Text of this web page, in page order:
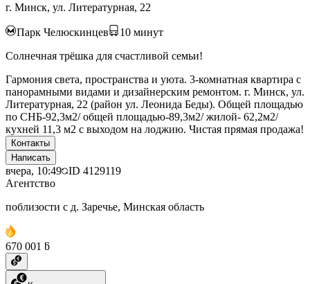
г. Минск, ул. Литературная, 22
Парк Челюскинцев 10 минут
Солнечная трёшка для счастливой семьи!
Гармония света, пространства и уюта. 3-комнатная квартира с
панорамными видами и дизайнерским ремонтом. г. Минск, ул.
Литературная, 22 (район ул. Леонида Беды). Общей площадью
по СНБ-92,3м2/ общей площадью-89,3м2/ жилой- 62,2м2/
кухней 11,3 м2 с выходом на лоджию. Чистая прямая продажа!
Контакты
Написать
вчера, 10:49 ID 4129119
Агентство
поблизости с д. Заречье, Минская область
670 001 ƃ